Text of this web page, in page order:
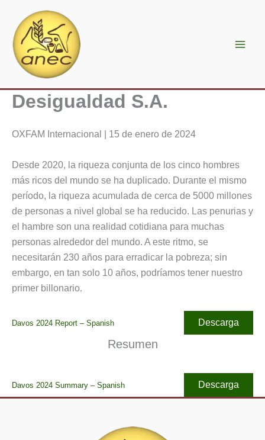
contenido
Desigualdad S.A.
OXFAM Internacional | 15 de enero de 2024
Desde 2020, la riqueza conjunta de los cinco hombres
más ricos del mundo se ha duplicado. Durante el mismo
período, la riqueza acumulada de cerca de 5000 millones
de personas a nivel global se ha reducido. Las penurias y
el hambre son una realidad cotidiana para muchas
personas alrededor del mundo. A este ritmo, se
necesitarán 230 años para erradicar la pobreza; sin
embargo, en tan solo 10 años, podríamos tener nuestro
primer billonario.
Davos 2024 Report – Spanish Descarga
Resumen
Davos 2024 Summary – Spanish Descarga